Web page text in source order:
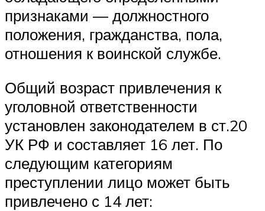
признаками — должностного
положения, гражданства, пола,
отношения к воинской службе.
Общий возраст привлечения к
уголовной ответственности
установлен законодателем в ст.20
УК РФ и составляет 16 лет. По
следующим категориям
преступлении лицо может быть
привлечено с 14 лет: